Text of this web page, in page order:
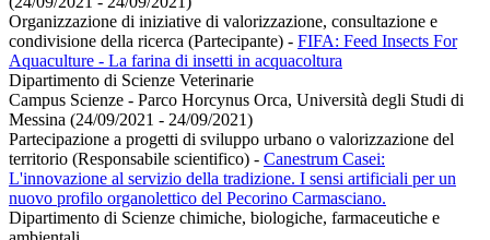
Organizzazione di iniziative di valorizzazione, consultazione e
condivisione della ricerca (Partecipante) - FIFA: Feed Insects For
Aquaculture - La farina di insetti in acquacoltura
Dipartimento di Scienze Veterinarie
Campus Scienze - Parco Horcynus Orca, Università degli Studi di
Messina (24/09/2021 - 24/09/2021)
Partecipazione a progetti di sviluppo urbano o valorizzazione del
territorio (Responsabile scientifico) - Canestrum Casei:
L'innovazione al servizio della tradizione. I sensi artificiali per un
nuovo profilo organolettico del Pecorino Carmasciano.
Dipartimento di Scienze chimiche, biologiche, farmaceutiche e